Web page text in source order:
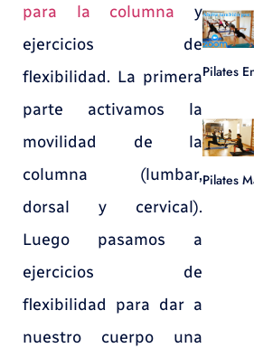
para la columna y
ejercicios de
flexibilidad. La primera
parte activamos la
movilidad de la
columna (lumbar,
dorsal y cervical).
Luego pasamos a
ejercicios de
flexibilidad para dar a
nuestro cuerpo una
Pilates
Pilates